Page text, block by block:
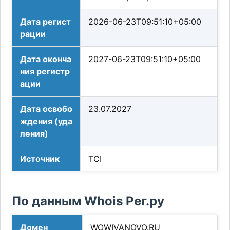
Дата регист
рации
2026-06-23T09:51:10+05:00
Дата оконча
ния регистр
ации
2027-06-23T09:51:10+05:00
Дата освобо
ждения (уда
ления)
23.07.2027
Источник TCI
По данным Whois Рег.ру
Домен WOWIVANOVO.RU